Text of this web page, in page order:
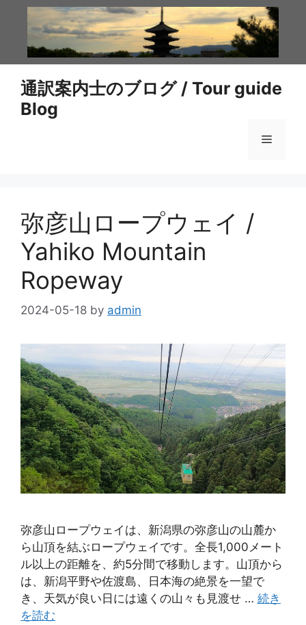
通訳案内士のブログ / Tour guide
Blog
メ
弥彦山ロープウェイ /
Yahiko Mountain
Ropeway
2024-05-18 by admin
弥彦山ロープウェイは、新潟県の弥彦山の山麓か
ら山頂を結ぶロープウェイです。全長1,000メート
ル以上の距離を、約5分間で移動します。山頂から
は、新潟平野や佐渡島、日本海の絶景を一望で
き、天気が良い日には遠くの山々も見渡せ … 続き
を読む